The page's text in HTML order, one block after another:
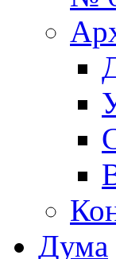
Дума